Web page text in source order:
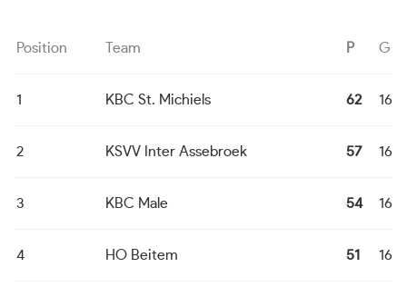
Position Team P G
1 KBC St. Michiels 62 16
2 KSVV Inter Assebroek 57 16
3 KBC Male 54 16
4 HO Beitem 51 16